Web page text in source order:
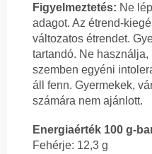
Figyelmeztetés: Ne
adagot. Az étrend-
változatos étrendet.
tartandó. Ne használja,
szemben egyéni
áll fenn. Gyermekek,
számára nem ajánlott.
Energiaérték 100 g-
Fehérje: 12,3 g